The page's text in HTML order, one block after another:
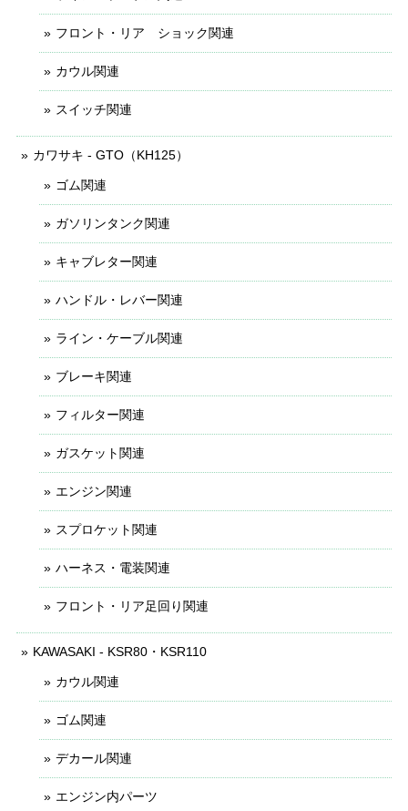
フロント・リア ショック関連
カウル関連
スイッチ関連
カワサキ - GTO（KH125）
ゴム関連
ガソリンタンク関連
キャブレター関連
ハンドル・レバー関連
ライン・ケーブル関連
ブレーキ関連
フィルター関連
ガスケット関連
エンジン関連
スプロケット関連
ハーネス・電装関連
フロント・リア足回り関連
KAWASAKI - KSR80・KSR110
カウル関連
ゴム関連
デカール関連
エンジン内パーツ